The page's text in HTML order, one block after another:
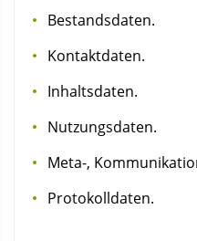
Bestandsdaten.
Kontaktdaten.
Inhaltsdaten.
Nutzungsdaten.
Meta-,
Protokolldaten.